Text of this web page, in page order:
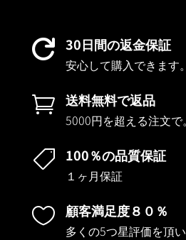
 30日間の返金保証
安心して購入できます。
 送料無料で返品
5000円を超える注文で。
 100％の品質保証
１ヶ月保証
 顧客満足度８０％
多くの5つ星評価を頂い